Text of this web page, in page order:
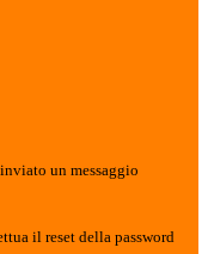
un messaggio
il reset della password